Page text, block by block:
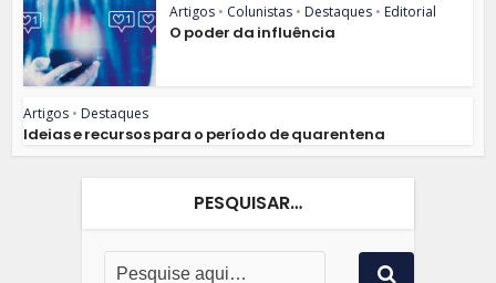
Artigos • Colunistas • Destaques • Editorial
O poder da influência
Artigos • Destaques
Ideias e recursos para o período de quarentena
PESQUISAR…